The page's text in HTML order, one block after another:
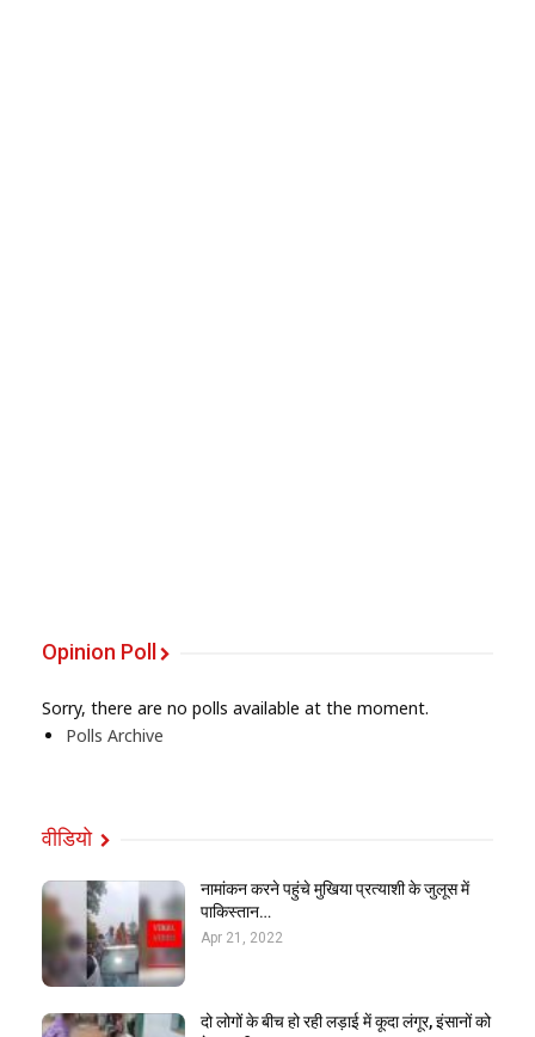
Opinion Poll
Sorry, there are no polls available at the moment.
Polls Archive
वीडियो
नामांकन करने पहुंचे मुखिया प्रत्याशी के जुलूस में
पाकिस्तान…
Apr 21, 2022
दो लोगों के बीच हो रही लड़ाई में कूदा लंगूर, इंसानों को